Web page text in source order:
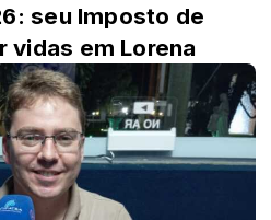
seu Imposto de
vidas em Lorena